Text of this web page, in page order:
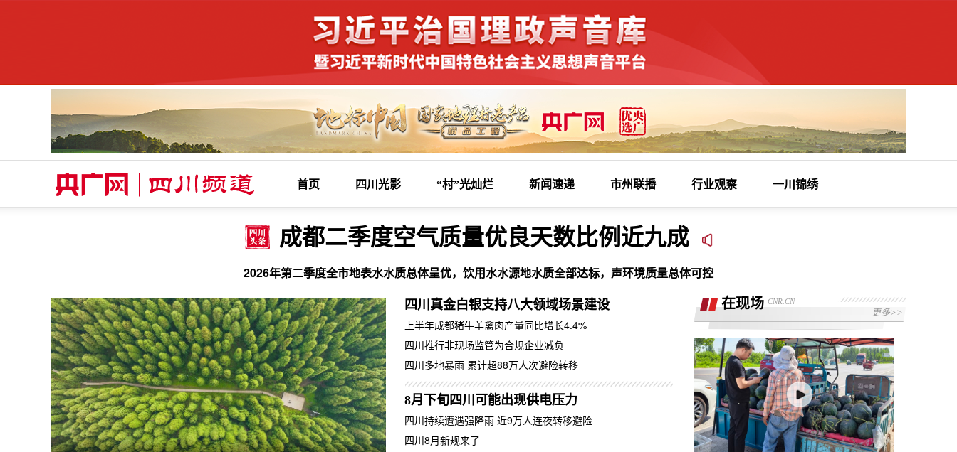
首页 四川光影 “村”光灿烂 新闻速递 市州联播 行业观察 一川锦绣
成都二季度空气质量优良天数比例近九成
2026年第二季度全市地表水水质总体呈优，饮用水水源地水质全部达标，声环境质量总体可控
四川真金白银支持八大领域场景建设
上半年成都猪牛羊禽肉产量同比增长4.4%
四川推行非现场监管为合规企业减负
四川多地暴雨 累计超88万人次避险转移
8月下旬四川可能出现供电压力
四川持续遭遇强降雨 近9万人连夜转移避险
四川8月新规来了
在现场 CNR.CN
更多>>